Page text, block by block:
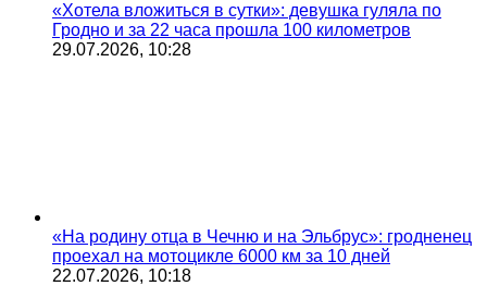
«Хотела вложиться в сутки»: девушка гуляла по
Гродно и за 22 часа прошла 100 километров
29.07.2026, 10:28
«На родину отца в Чечню и на Эльбрус»: гродненец
проехал на мотоцикле 6000 км за 10 дней
22.07.2026, 10:18